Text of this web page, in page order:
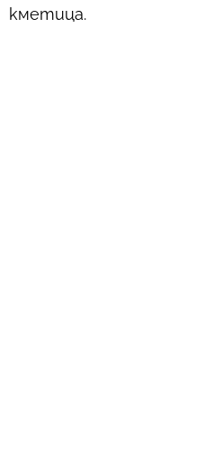
кметица.